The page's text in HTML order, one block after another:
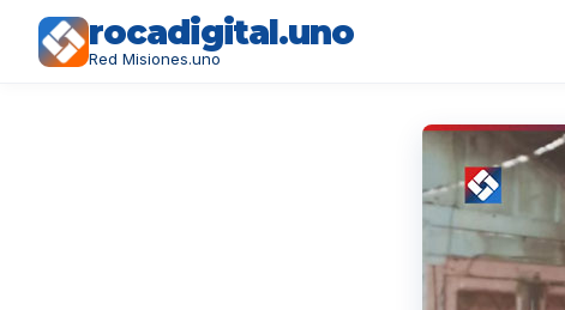
rocadigital.uno
Red Misiones.uno